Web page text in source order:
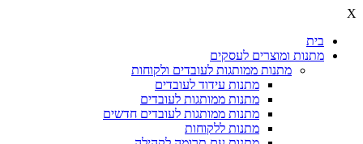
X
בית
מתנות ומוצרים לעסקים
מתנות ממותגות לעובדים ולקוחות
מתנות עידוד לעובדים
מתנות ממותגות לעובדים
מתנות ממותגות לעובדים חדשים
מתנות ללקוחות